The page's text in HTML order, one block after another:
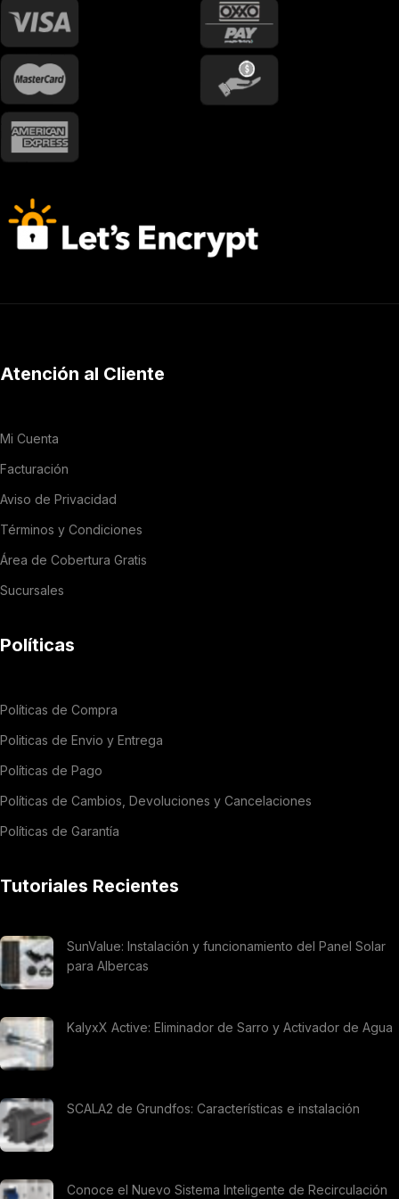
Atención al Cliente
Mi Cuenta
Facturación
Aviso de Privacidad
Términos y Condiciones
Área de Cobertura Gratis
Sucursales
Políticas
Políticas de Compra
Politicas de Envio y Entrega
Políticas de Pago
Políticas de Cambios, Devoluciones y Cancelaciones
Políticas de Garantía
Tutoriales Recientes
SunValue: Instalación y funcionamiento del Panel Solar
para Albercas
KalyxX Active: Eliminador de Sarro y Activador de Agua
SCALA2 de Grundfos: Características e instalación
Conoce el Nuevo Sistema Inteligente de Recirculación